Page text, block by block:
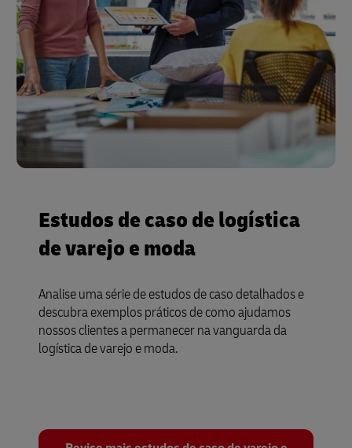
Estudos de caso de logística
de varejo e moda
Analise uma série de estudos de caso detalhados e
descubra exemplos práticos de como ajudamos
nossos clientes a permanecer na vanguarda da
logística de varejo e moda.